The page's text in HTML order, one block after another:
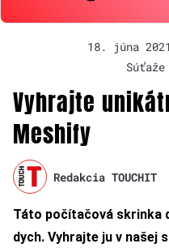
18. júna 2021
Súťaže
Vyhrajte
Meshify
Redakcia TOUCHIT
Táto počítačová skrinka
dych. Vyhrajte ju v našej